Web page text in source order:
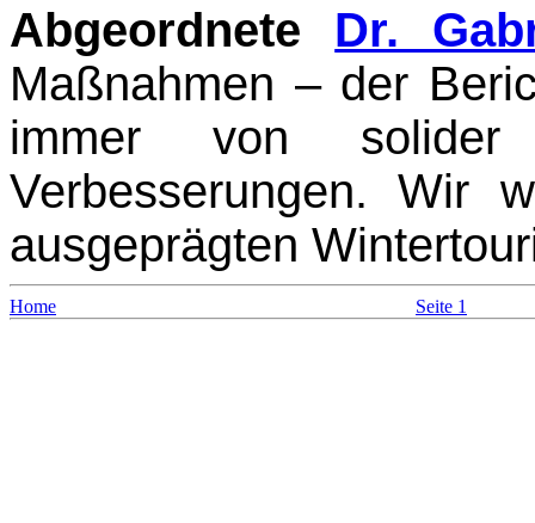
Abgeordnete Dr.
Maßnahmen – der
immer von
Verbesserungen. Wir
ausgeprägten
Home Seite 1